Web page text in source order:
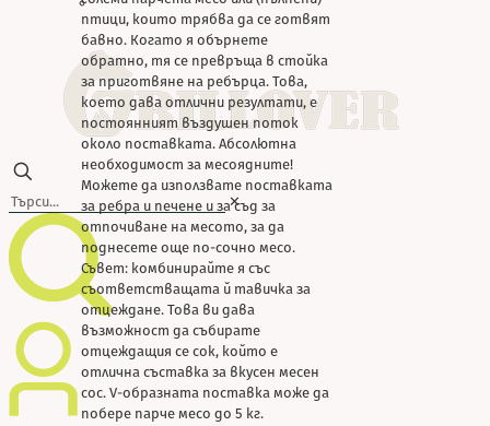
✕
птици, които трябва да се готвят
бавно. Когато я обърнете
обратно, тя се превръща в стойка
за приготвяне на ребърца. Това,
което дава отлични резултати, е
постоянният въздушен поток
около поставката. Абсолютна
необходимост за месоядните!
Можете да използвате поставката
за ребра и печене и за съд за
отпочиване на месото, за да
поднесете още по-сочно месо.
Съвет: комбинирайте я със
съответстващата й тавичка за
отцеждане. Това ви дава
възможност да събирате
отцеждащия се сок, който е
отлична съставка за вкусен месен
сос. V-образната поставка може да
побере парче месо до 5 кг.